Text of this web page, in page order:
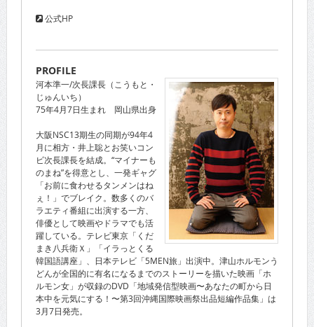
公式HP
PROFILE
河本準一/次長課長（こうもと・
じゅんいち）
75年4月7日生まれ 岡山県出身
大阪NSC13期生の同期が94年4
月に相方・井上聡とお笑いコン
ビ次長課長を結成。“マイナーも
のまね”を得意とし、一発ギャグ
「お前に食わせるタンメンはね
ぇ！」でブレイク。数多くのバ
ラエティ番組に出演する一方、
俳優として映画やドラマでも活
躍している。テレビ東京「くだ
まき八兵衛Ｘ」「イラっとくる
韓国語講座」、日本テレビ「5MEN旅」出演中。津山ホルモンう
どんが全国的に有名になるまでのストーリーを描いた映画「ホ
ルモン女」が収録のDVD「地域発信型映画〜あなたの町から日
本中を元気にする！〜第3回沖縄国際映画祭出品短編作品集」は
3月7日発売。